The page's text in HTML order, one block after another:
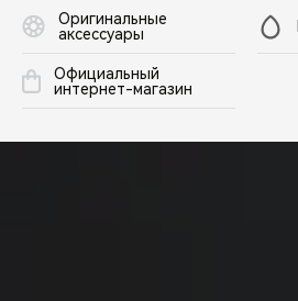
Оригинальные
аксессуары
Официальный
интернет-магазин